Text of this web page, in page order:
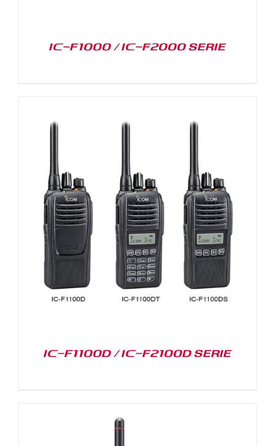
IC-F1000 / IC-F2000 SERIE
IC-F1100D / IC-F2100D SERIE